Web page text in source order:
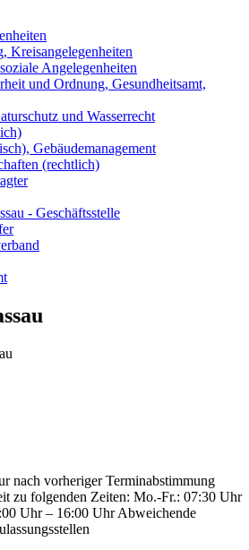
Kreisangelegenheiten
Angelegenheiten
und Ordnung, Gesundheitsamt,
und Wasserrecht
Gebäudemanagement
(rechtlich)
- Geschäftsstelle
nach vorheriger Terminabstimmung
zu folgenden Zeiten: Mo.-Fr.: 07:30 Uhr
Uhr – 16:00 Uhr Abweichende